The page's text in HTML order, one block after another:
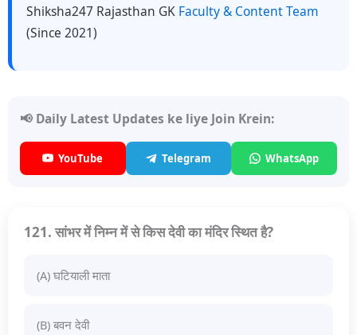
Shiksha247 Rajasthan GK Faculty & Content Team
(Since 2021)
📢 Daily Latest Updates ke liye Join Krein:
YouTube Telegram WhatsApp
121. सांभर में निम्न में से किस देवी का मंदिर स्थित है?
(A) घटियाली माता
(B) बवन देवी